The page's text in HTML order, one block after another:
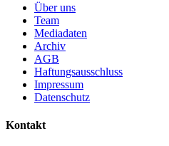
Über uns
Team
Mediadaten
Archiv
AGB
Haftungsausschluss
Impressum
Datenschutz
Kontakt